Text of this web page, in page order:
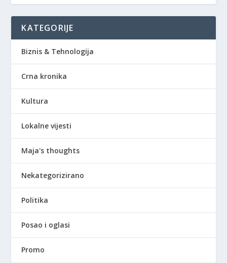
KATEGORIJE
Biznis & Tehnologija
Crna kronika
Kultura
Lokalne vijesti
Maja's thoughts
Nekategorizirano
Politika
Posao i oglasi
Promo